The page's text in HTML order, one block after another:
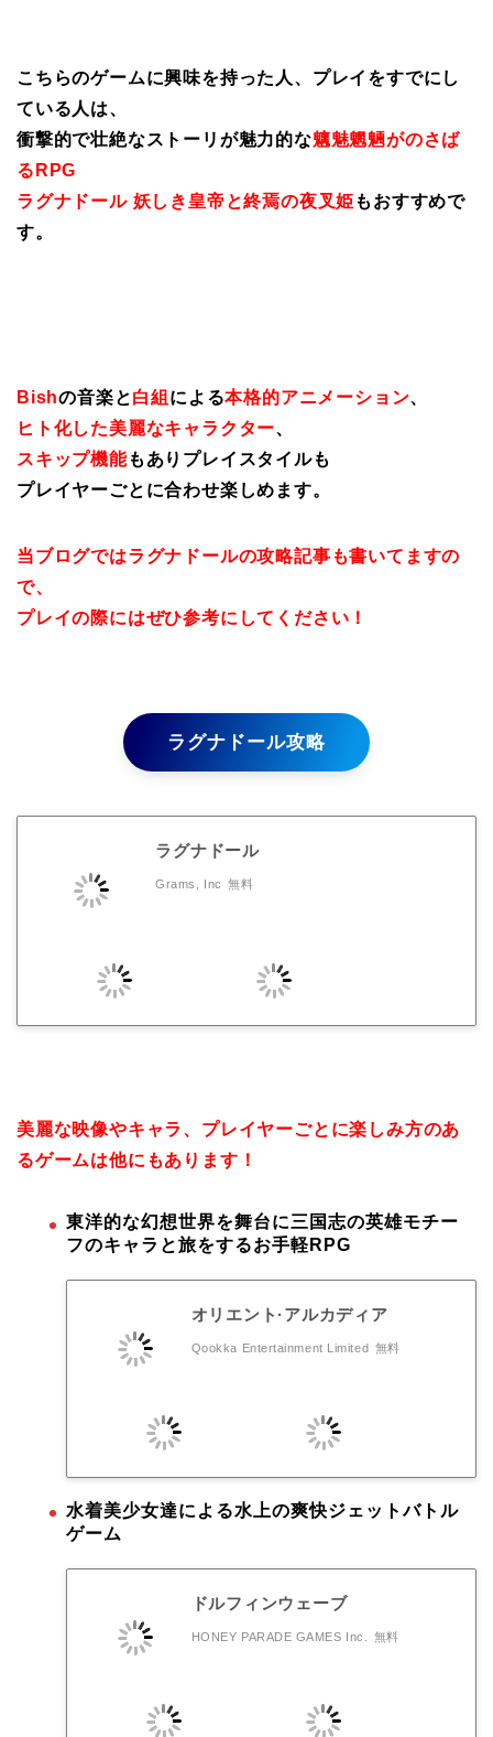
こちらのゲームに興味を持った人、プレイをすでにし
ている人は、
衝撃的で壮絶なストーリが魅力的な魑魅魍魎がのさば
るRPG
ラグナドール 妖しき皇帝と終焉の夜叉姫 もおすすめで
す。
Bishの音楽と白組 による本格的アニメーション、
ヒト化した美麗なキャラクター、
スキップ機能もありプレイスタイルも
プレイヤーごとに合わせ楽しめます。
当ブログではラグナドールの攻略記事も書いてますの
で、
プレイの際にはぜひ参考にしてください！
ラグナドール攻略
ラグナドール
Grams, Inc 無料
美麗な映像やキャラ、プレイヤーごとに楽しみ方のあ
るゲームは他にもあります！
東洋的な幻想世界を舞台に三国志の英雄モチー
フのキャラと旅をするお手軽RPG
オリエント·アルカディア
Qookka Entertainment Limited 無料
水着美少女達による水上の爽快ジェットバトル
ゲーム
ドルフィンウェーブ
HONEY PARADE GAMES Inc. 無料